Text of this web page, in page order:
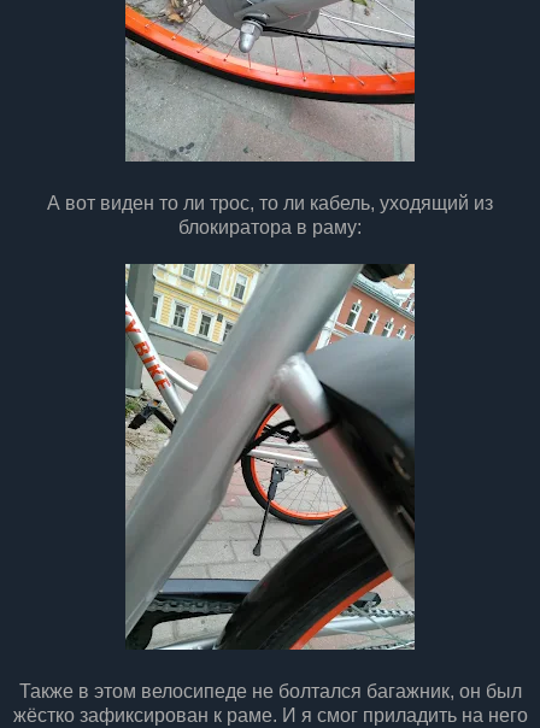
А вот виден то ли трос, то ли кабель, уходящий из
блокиратора в раму:
Также в этом велосипеде не болтался багажник, он был
жёстко зафиксирован к раме. И я смог приладить на него